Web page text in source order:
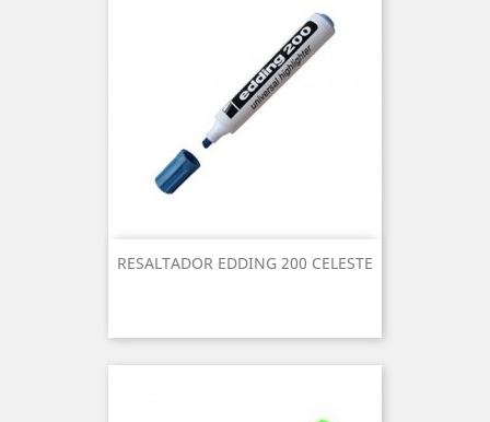
RESALTADOR EDDING 200 CELESTE